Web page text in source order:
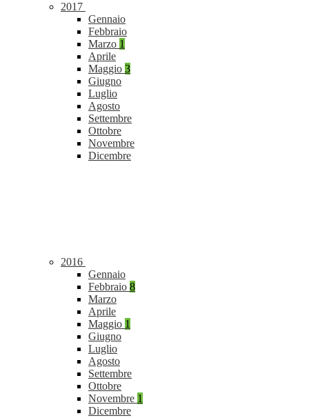
2017
Gennaio
Febbraio
Marzo 1
Aprile
Maggio 3
Giugno
Luglio
Agosto
Settembre
Ottobre
Novembre
Dicembre
2016
Gennaio
Febbraio 8
Marzo
Aprile
Maggio 1
Giugno
Luglio
Agosto
Settembre
Ottobre
Novembre 1
Dicembre